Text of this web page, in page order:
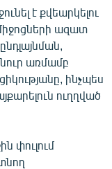
է քվեարկելու
ազատ
առմամբ
ինչպես
ուղղված
փուլում